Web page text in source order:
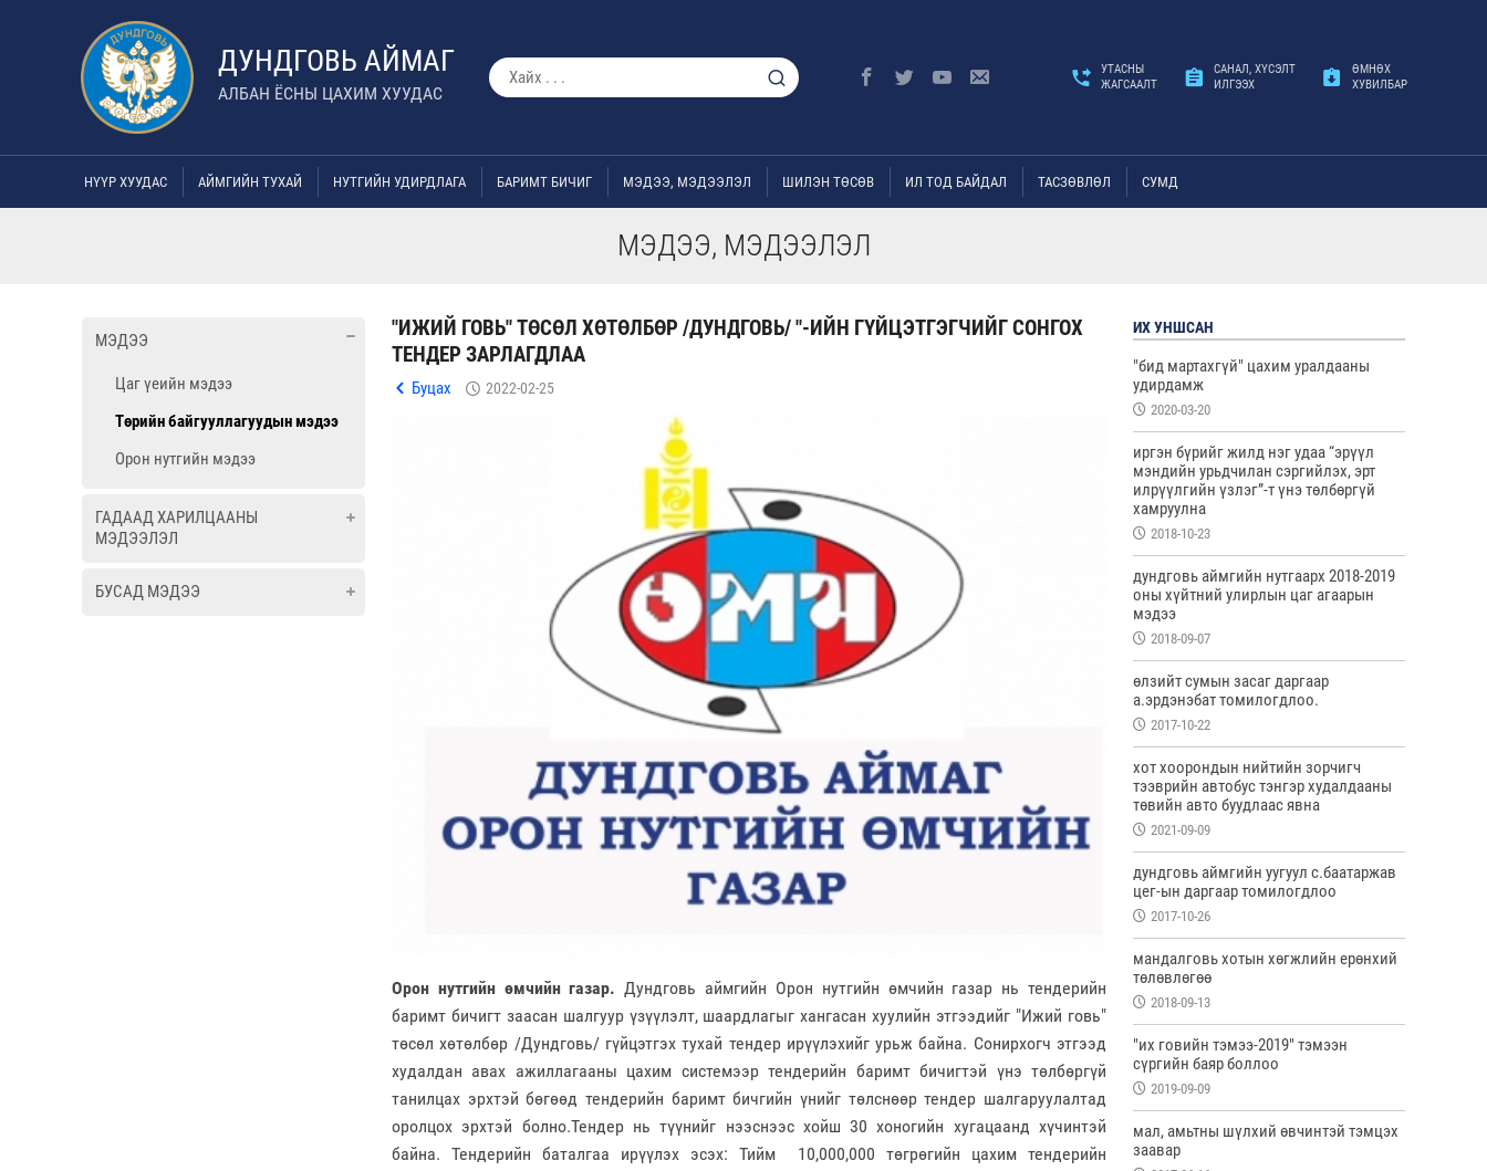
ДУНДГОВЬ АЙМАГ
АЛБАН ЁСНЫ ЦАХИМ ХУУДАС
УТАСНЫ
ЖАГСААЛТ
САНАЛ, ХҮСЭЛТ
ИЛГЭЭХ
ӨМНӨХ
ХУВИЛБАР
НҮҮР ХУУДАС АЙМГИЙН ТУХАЙ НУТГИЙН УДИРДЛАГА БАРИМТ БИЧИГ МЭДЭЭ, МЭДЭЭЛЭЛ ШИЛЭН ТӨСӨВ ИЛ ТОД БАЙДАЛ ТАСЗӨВЛӨЛ СУМД
МЭДЭЭ, МЭДЭЭЛЭЛ
МЭДЭЭ
Цаг үеийн мэдээ
Төрийн байгууллагуудын мэдээ
Орон нутгийн мэдээ
ГАДААД ХАРИЛЦААНЫ
МЭДЭЭЛЭЛ
БУСАД МЭДЭЭ
"ИЖИЙ ГОВЬ" ТӨСӨЛ ХӨТӨЛБӨР /ДУНДГОВЬ/ "-ИЙН ГҮЙЦЭТГЭГЧИЙГ СОНГОХ
ТЕНДЕР ЗАРЛАГДЛАА
Буцах 2022-02-25
Орон нутгийн өмчийн газар. Дундговь аймгийн Орон нутгийн өмчийн газар нь тендерийн
баримт бичигт заасан шалгуур үзүүлэлт, шаардлагыг хангасан хуулийн этгээдийг "Ижий говь"
төсөл хөтөлбөр /Дундговь/ гүйцэтгэх тухай тендер ирүүлэхийг урьж байна. Сонирхогч этгээд
худалдан авах ажиллагааны цахим системээр тендерийн баримт бичигтэй үнэ төлбөргүй
танилцах эрхтэй бөгөөд тендерийн баримт бичгийн үнийг төлснөөр тендер шалгаруулалтад
оролцох эрхтэй болно.Тендер нь түүнийг нээснээс хойш 30 хоногийн хугацаанд хүчинтэй
байна. Тендерийн баталгаа ирүүлэх эсэх: Тийм 10,000,000 төгрөгийн цахим тендерийн
ИХ УНШСАН
"бид мартахгүй" цахим уралдааны
удирдамж
2020-03-20
иргэн бүрийг жилд нэг удаа “эрүүл
мэндийн урьдчилан сэргийлэх, эрт
илрүүлгийн үзлэг”-т үнэ төлбөргүй
хамруулна
2018-10-23
дундговь аймгийн нутгаарх 2018-2019
оны хүйтний улирлын цаг агаарын
мэдээ
2018-09-07
өлзийт сумын засаг даргаар
а.эрдэнэбат томилогдлоо.
2017-10-22
хот хоорондын нийтийн зорчигч
тээврийн автобус тэнгэр худалдааны
төвийн авто буудлаас явна
2021-09-09
дундговь аймгийн уугуул с.баатаржав
цег-ын даргаар томилогдлоо
2017-10-26
мандалговь хотын хөгжлийн ерөнхий
төлөвлөгөө
2018-09-13
"их говийн тэмээ-2019" тэмээн
сүргийн баяр боллоо
2019-09-09
мал, амьтны шүлхий өвчинтэй тэмцэх
заавар